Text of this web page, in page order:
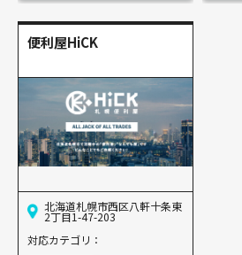
便利屋HiCK
北海道札幌市西区八軒十条東
2丁目1-47-203
対応カテゴリ：